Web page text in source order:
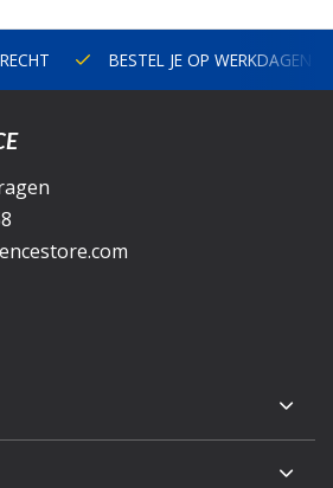
BESTEL JE OP WERKDAGEN